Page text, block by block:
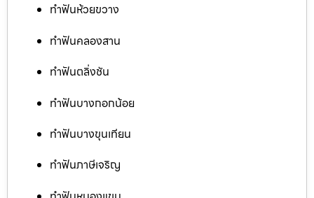
ทำฟันห้วยขวาง
ทำฟันคลองสาน
ทำฟันตลิ่งชัน
ทำฟันบางกอกน้อย
ทำฟันบางขุนเทียน
ทำฟันภาษีเจริญ